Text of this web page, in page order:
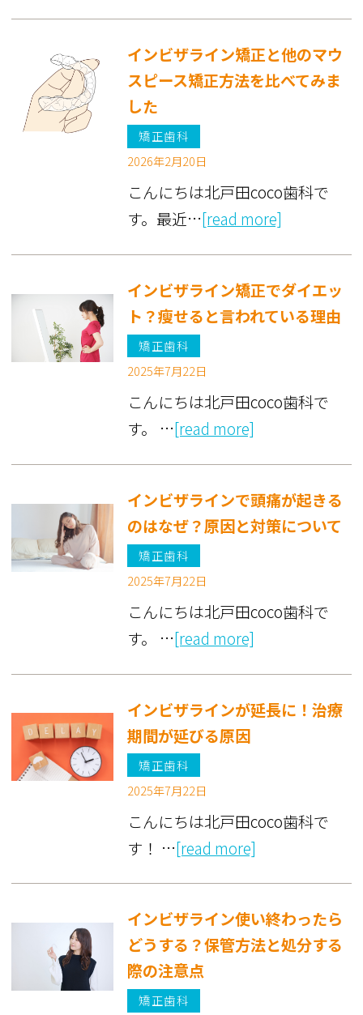
インビザライン矯正と他のマウ
スピース矯正方法を比べてみま
した
矯正歯科
2026年2月20日
こんにちは北戸田coco歯科で
す。最近…[read more]
インビザライン矯正でダイエッ
ト？瘦せると言われている理由
矯正歯科
2025年7月22日
こんにちは北戸田coco歯科で
す。 …[read more]
インビザラインで頭痛が起きる
のはなぜ？原因と対策について
矯正歯科
2025年7月22日
こんにちは北戸田coco歯科で
す。 …[read more]
インビザラインが延長に！治療
期間が延びる原因
矯正歯科
2025年7月22日
こんにちは北戸田coco歯科で
す！ …[read more]
インビザライン使い終わったら
どうする？保管方法と処分する
際の注意点
矯正歯科